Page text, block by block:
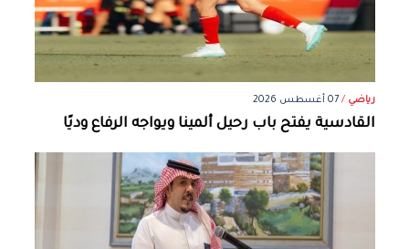
رياضي /07 أغسطس 2026
القادسية يفتح باب رحيل ألمينا ويواجه الرفاع وديًا